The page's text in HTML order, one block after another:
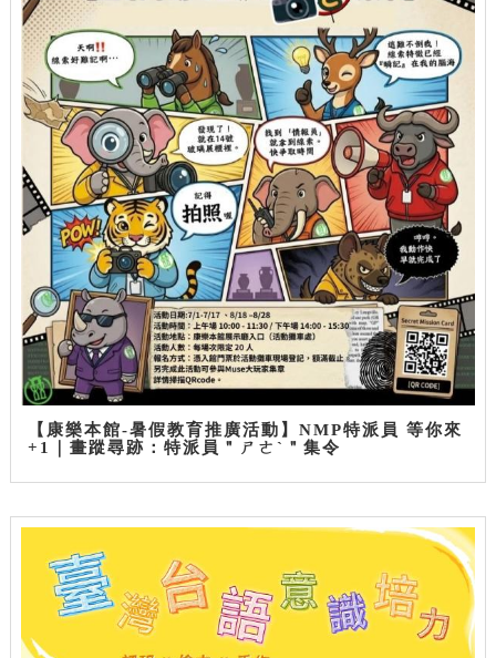
【康樂本館-暑假教育推廣活動】NMP特派員 等你來
+1｜畫蹤尋跡：特派員＂ㄕㄜˋ＂集令